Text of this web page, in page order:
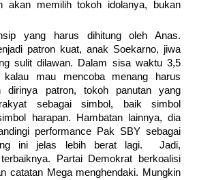
akan memilih tokoh idolanya, bukan
yang harus dihitung oleh Anas.
patron kuat, anak Soekarno, jiwa
sulit dilawan. Dalam sisa waktu 3,5
mau mencoba menang harus
dirinya patron, tokoh panutan yang
sebagai simbol, baik simbol
harapan. Hambatan lainnya, dia
performance Pak SBY sebagai
ini jelas lebih berat lagi. Jadi,
Partai Demokrat berkoalisi
catatan Mega menghendaki. Mungkin